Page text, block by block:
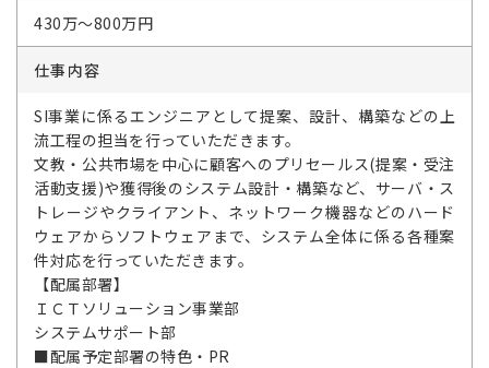
430万～800万円
仕事内容
SI事業に係るエンジニアとして提案、設計、構築などの上
流工程の担当を行っていただきます。
文教・公共市場を中心に顧客へのプリセールス(提案・受注
活動支援)や獲得後のシステム設計・構築など、サーバ・ス
トレージやクライアント、ネットワーク機器などのハード
ウェアからソフトウェアまで、システム全体に係る各種案
件対応を行っていただきます。
【配属部署】
ＩＣＴソリューション事業部
システムサポート部
■配属予定部署の特色・PR